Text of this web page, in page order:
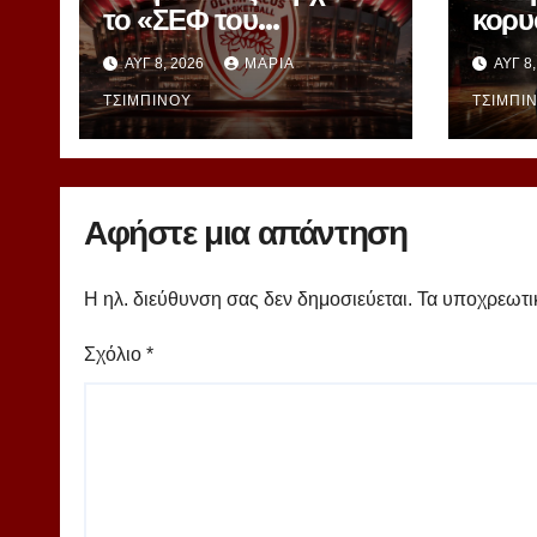
το «ΣΕΦ του
μέλλοντος» – Στη ΔΕΘ
αποκαλύπτεται το
μεγάλο project
40ετίας
ΑΥΓ 8, 2026 ΜΑΡΊΑ
ΤΣΙΜΠΙΝΟΎ
– ΑΥΓ
Αφήστε μια απάντηση
Η ηλ. διεύθυνση σας δεν δημοσιεύεται. Τα
Σχόλιο *